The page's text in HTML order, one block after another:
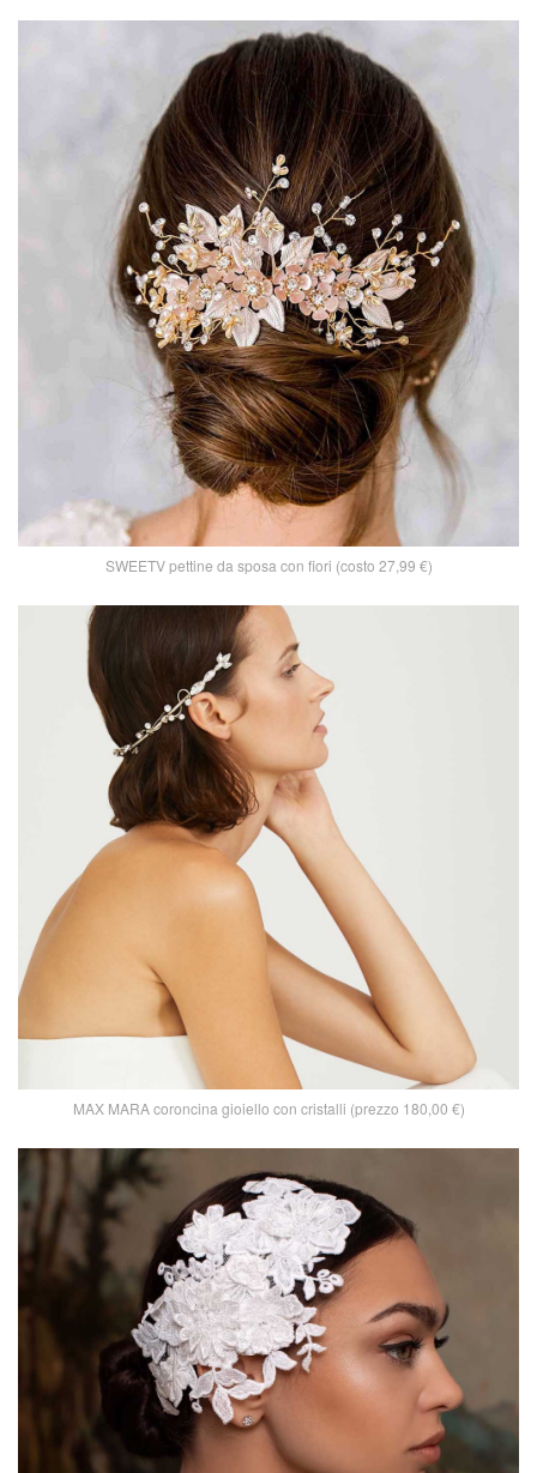
SWEETV pettine da sposa con fiori (costo 27,99 €)
MAX MARA coroncina gioiello con cristalli (prezzo 180,00 €)